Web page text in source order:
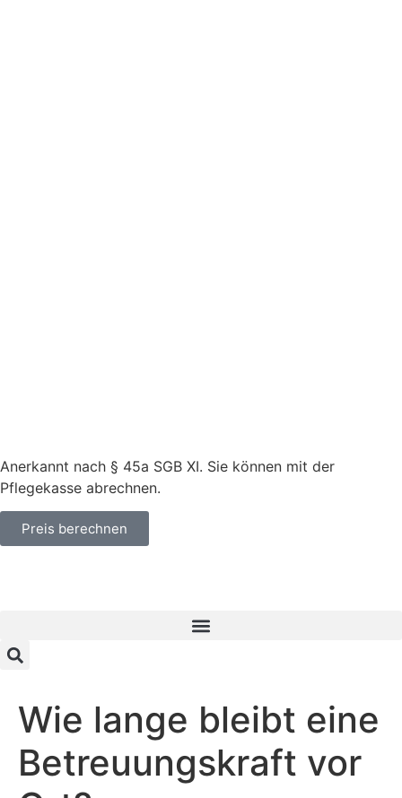
Anerkannt nach § 45a SGB XI. Sie können mit der
Pflegekasse abrechnen.
Preis berechnen
Wie lange bleibt eine
Betreuungskraft vor